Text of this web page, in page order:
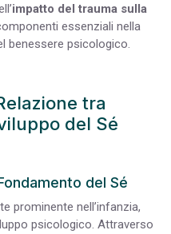
impatto del trauma sulla
essenziali nella
benessere psicologico.
tra
del Sé
del Sé
prominente nell’infanzia,
psicologico. Attraverso